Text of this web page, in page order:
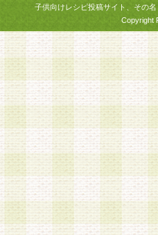
子供向けレシピ投稿サイト、その
Copyright